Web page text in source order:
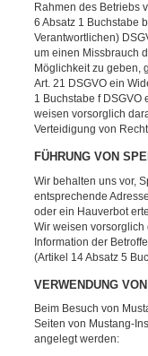
Rahmen des Betriebs
6 Absatz 1 Buchstabe
Verantwortlichen)
um einen Missbrauch
Möglichkeit zu geben,
Art. 21 DSGVO ein
1 Buchstabe f
weisen vorsorglich
Verteidigung von
FÜHRUNG VON
Wir behalten uns vor,
entsprechende
oder ein Hauverbot
Wir weisen
Information der
(Artikel 14 Absatz 5
VERWENDUNG
Beim Besuch von
Seiten von Mustang-
angelegt werden: